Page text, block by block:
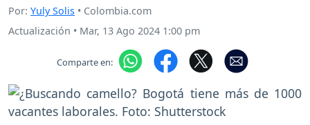
Por: Yuly Solis • Colombia.com
Actualización • Mar, 13 Ago 2024 1:00 pm
Comparte en: